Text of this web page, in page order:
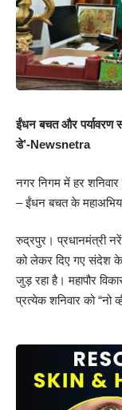
ईंधन बचत और पर्यावरण
डे’-Newsnetra
नगर निगम में हर शनिवार
– ईंधन बचत के
रुद्रपुर। प्रधानमंत्री
को लेकर दिए गए संदेश
जुड़ रहा है। महापौर
प्रत्येक शनिवार को “नो